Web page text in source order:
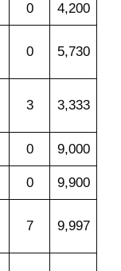
0 4,200
0 5,730
3 3,333
0 9,000
0 9,900
7 9,997